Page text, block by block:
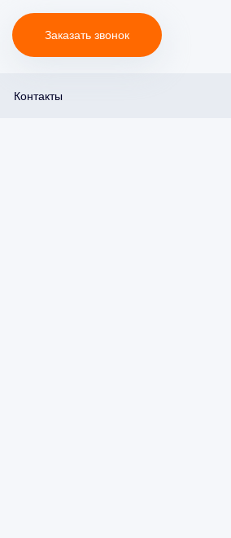
Заказать звонок
Контакты